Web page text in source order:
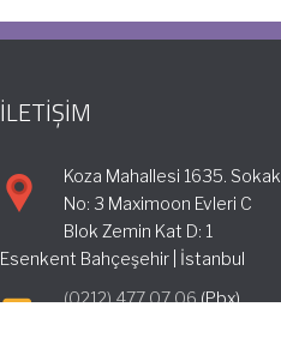
İLETİŞİM
Koza Mahallesi 1635. Sokak
No: 3 Maximoon Evleri C
Blok Zemin Kat D: 1
Esenkent Bahçeşehir | İstanbul
(0212) 477 07 06(Pbx)